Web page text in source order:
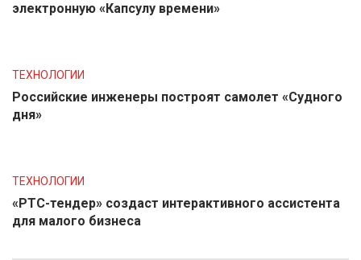
электронную «Капсулу времени»
ТЕХНОЛОГИИ
Российские инженеры построят самолет «Судного
дня»
ТЕХНОЛОГИИ
«РТС-тендер» создаст интерактивного ассистента
для малого бизнеса